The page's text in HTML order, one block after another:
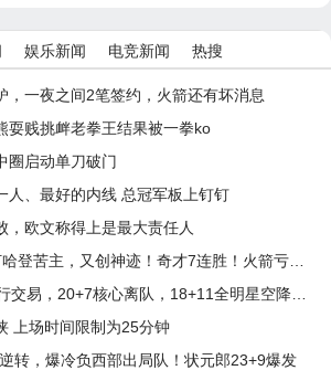
娱乐新闻 电竞新闻 热搜
，一夜之间2笔签约，火箭还有坏消息
耍贱挑衅老拳王结果被一拳ko
圈启动单刀破门
人、最好的内线 总冠军板上钉钉
，欧文称得上是最大责任人
上场时间限制为25分钟
转，爆冷负西部出局队！状元郎23+9爆发